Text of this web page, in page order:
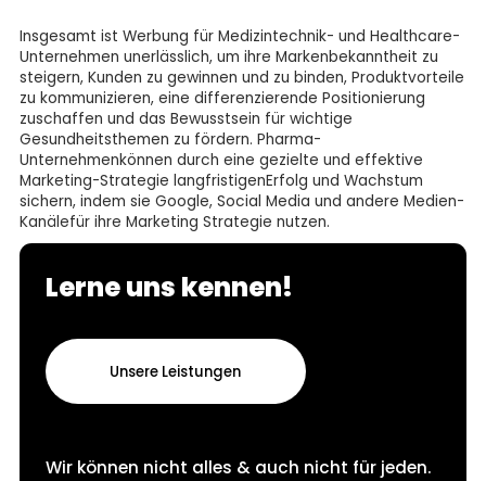
Insgesamt ist Werbung für Medizintechnik- und Healthcare-
Unternehmen unerlässlich, um ihre Markenbekanntheit zu
steigern, Kunden zu gewinnen und zu binden, Produktvorteile
zu kommunizieren, eine differenzierende Positionierung
zuschaffen und das Bewusstsein für wichtige
Gesundheitsthemen zu fördern. Pharma-
Unternehmenkönnen durch eine gezielte und effektive
Marketing-Strategie langfristigenErfolg und Wachstum
sichern, indem sie Google, Social Media und andere Medien-
Kanälefür ihre Marketing Strategie nutzen.
Lerne uns kennen!
Unsere Leistungen
Wir können nicht alles & auch nicht für jeden.